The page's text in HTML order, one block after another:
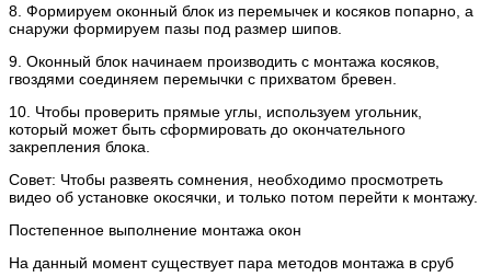
8. Формируем оконный блок из перемычек и косяков попарно, а
снаружи формируем пазы под размер шипов.
9. Оконный блок начинаем производить с монтажа косяков,
гвоздями соединяем перемычки с прихватом бревен.
10. Чтобы проверить прямые углы, используем угольник,
который может быть сформировать до окончательного
закрепления блока.
Совет: Чтобы развеять сомнения, необходимо просмотреть
видео об установке окосячки, и только потом перейти к монтажу.
Постепенное выполнение монтажа окон
На данный момент существует пара методов монтажа в сруб